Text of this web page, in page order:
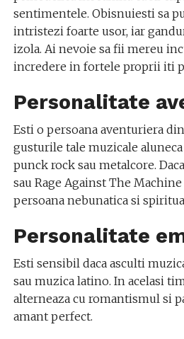
sentimentele. Obisnuiesti sa
intristezi foarte usor, iar
izola. Ai nevoie sa fii mereu
incredere in fortele proprii iti
Personalitate
Esti o persoana aventuriera
gusturile tale muzicale
punck rock sau metalcore.
sau Rage Against The
persoana nebunatica si
Personalitate
Esti sensibil daca asculti
sau muzica latino. In acelasi
alterneaza cu romantismul si
amant perfect.